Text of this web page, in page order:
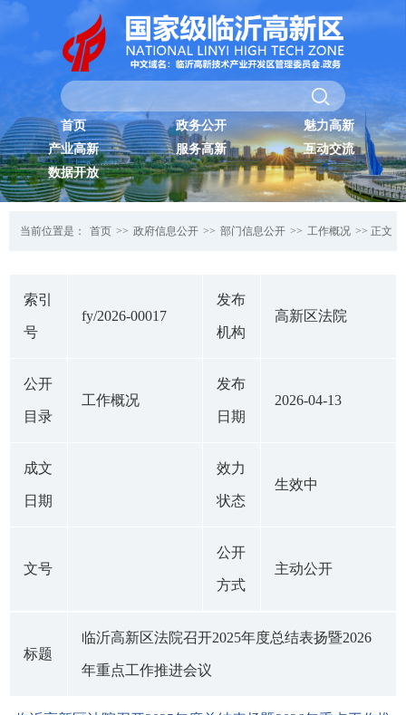
首页 政务公开
魅力高新
产业高新
服务高新
互动交流
数据开放
当前位置是： 首页 >> 政府信息公开 >> 部门信息公开 >> 工作概况 >> 正文
索引
号
fy/2026-00017
发布
机构
高新区法院
公开
目录
工作概况
发布
日期
2026-04-13
成文
日期
效力
状态
生效中
文号
公开
方式
主动公开
标题
临沂高新区法院召开2025年度总结表扬暨2026
年重点工作推进会议